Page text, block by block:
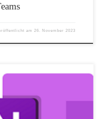
am26. November 2023